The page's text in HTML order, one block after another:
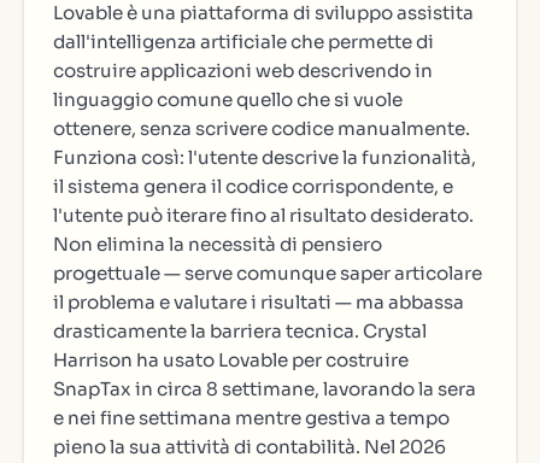
Lovable è una piattaforma di sviluppo assistita
dall'intelligenza artificiale che permette di
costruire applicazioni web descrivendo in
linguaggio comune quello che si vuole
ottenere, senza scrivere codice manualmente.
Funziona così: l'utente descrive la funzionalità,
il sistema genera il codice corrispondente, e
l'utente può iterare fino al risultato desiderato.
Non elimina la necessità di pensiero
progettuale — serve comunque saper articolare
il problema e valutare i risultati — ma abbassa
drasticamente la barriera tecnica. Crystal
Harrison ha usato Lovable per costruire
SnapTax in circa 8 settimane, lavorando la sera
e nei fine settimana mentre gestiva a tempo
pieno la sua attività di contabilità. Nel 2026